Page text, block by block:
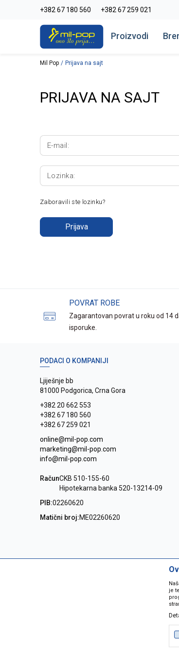
+382 67 180 560 +382 67 259 021
-20% na kompletan asortiman Pogledaj više
Proizvodi
Mil Pop Prijava na sajt
PRIJAVA NA SAJT
E-mail:
Lozinka:
Zaboravili ste lozinku?
Prijava
POVRAT ROBE
Zagarantovan povrat u roku od 14
isporuke.
PODACI O KOMPANIJI
Ljiješnje bb
81000 Podgorica, Crna Gora
+382 20 662 553
+382 67 180 560
+382 67 259 021
online@mil-pop.com
marketing@mil-pop.com
info@mil-pop.com
RačunCKB 510-155-60
Hipotekarna banka 520-13214-09
PIB:02260620
Matični broj:ME02260620
Nastojimo da
grešaka. Svi artikli na
je